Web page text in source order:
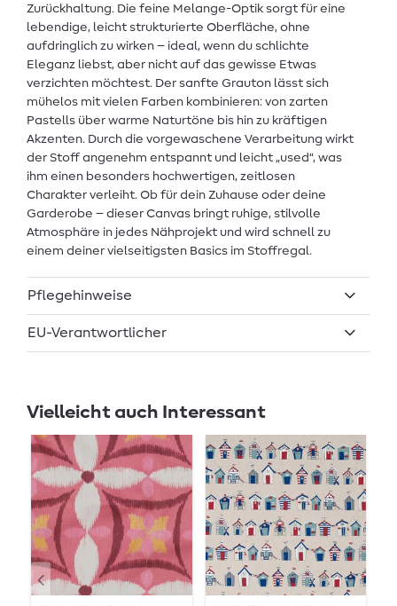
Zurückhaltung. Die feine Melange-Optik sorgt für eine
lebendige, leicht strukturierte Oberfläche, ohne
aufdringlich zu wirken – ideal, wenn du schlichte
Eleganz liebst, aber nicht auf das gewisse Etwas
verzichten möchtest. Der sanfte Grauton lässt sich
mühelos mit vielen Farben kombinieren: von zarten
Pastells über warme Naturtöne bis hin zu kräftigen
Akzenten. Durch die vorgewaschene Verarbeitung wirkt
der Stoff angenehm entspannt und leicht „used“, was
ihm einen besonders hochwertigen, zeitlosen
Charakter verleiht. Ob für dein Zuhause oder deine
Garderobe – dieser Canvas bringt ruhige, stilvolle
Atmosphäre in jedes Nähprojekt und wird schnell zu
einem deiner vielseitigsten Basics im Stoffregal.
Pflegehinweise
EU-Verantwortlicher
Vielleicht auch Interessant